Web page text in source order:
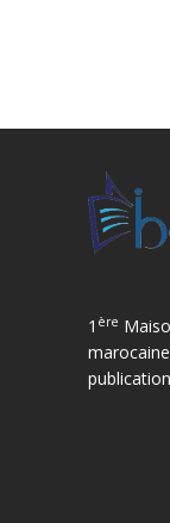
1 ère